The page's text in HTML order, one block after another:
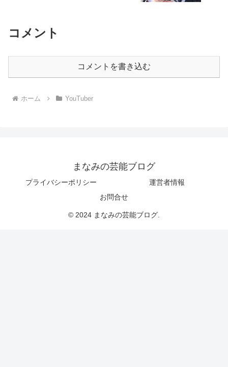
コメント
コメントを書き込む
ホーム YouTuber
まなみの芸能ブログ
プライバシーポリシー
運営者情報
お問合せ
© 2024 まなみの芸能ブログ.